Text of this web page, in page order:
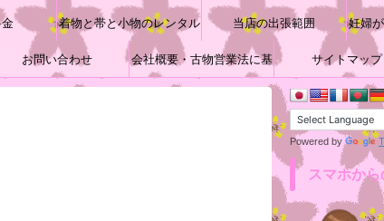
道具
着物と帯と小物のレンタル 当店の出張範囲 妊婦
お問い合わせ 会社概要・古物営業法に基 サイトマップ
Powered by
スマホか